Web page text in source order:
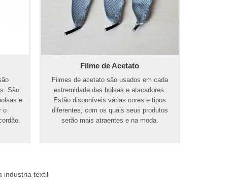
São
e
o
Filme de Acetato
Filmes de acetato são usados em cada
extremidade das bolsas e atacadores.
Estão disponíveis várias cores e tipos
diferentes, com os quais seus produtos
serão mais atraentes e na moda.
industria textil